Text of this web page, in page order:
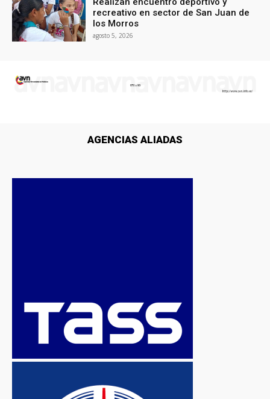
recreativo en sector de San Juan de
los Morros
agosto 5, 2026
AGENCIAS ALIADAS